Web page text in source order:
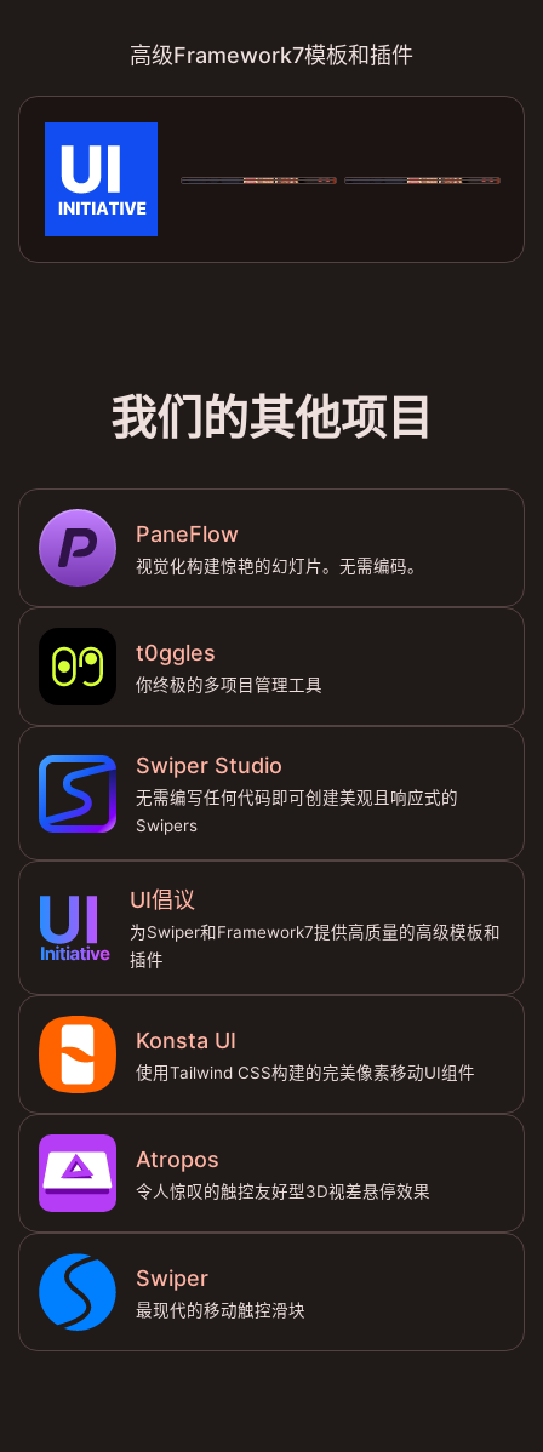
高级Framework7模板和插件
我们的其他项目
PaneFlow
视觉化构建惊艳的幻灯片。无需编码。
t0ggles
你终极的多项目管理工具
Swiper Studio
无需编写任何代码即可创建美观且响应式的
Swipers
UI倡议
为Swiper和Framework7提供高质量的高级模板和
插件
Konsta UI
使用Tailwind CSS构建的完美像素移动UI组件
Atropos
令人惊叹的触控友好型3D视差悬停效果
Swiper
最现代的移动触控滑块